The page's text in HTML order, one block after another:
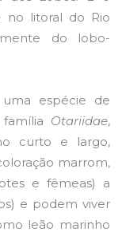
no litoral do Rio
do lobo-
espécie de
Otariidae,
curto e largo,
marrom,
e fêmeas) a
e podem viver
leão marinho